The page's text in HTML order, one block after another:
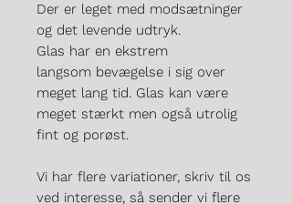
Der er leget med modsætninger
og det levende udtryk.
Glas har en ekstrem
langsom bevægelse i sig over
meget lang tid. Glas kan være
meget stærkt men også utrolig
fint og porøst.
Vi har flere variationer, skriv til os
ved interesse, så sender vi flere